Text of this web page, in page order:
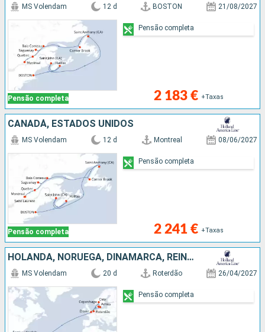
Pensão completa
MS Volendam 12 d BOSTON 21/08/2027
2 183 € +Taxas
Pensão completa
CANADÁ, ESTADOS UNIDOS
Pensão completa
MS Volendam 12 d Montreal 08/06/2027
2 241 € +Taxas
Pensão completa
HOLANDA, NORUEGA, DINAMARCA, REINO UNIDO, PORTO RICO, ESTADOS UNIDOS
MS Volendam 20 d Roterdão 26/04/2027
Pensão completa